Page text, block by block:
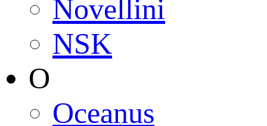
Novellini
NSK
O
Oceanus